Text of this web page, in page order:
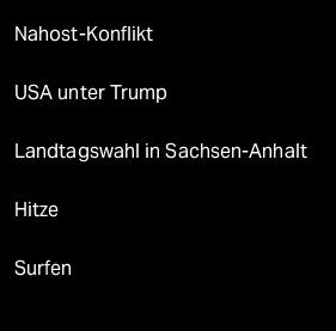
Nahost-Konflikt
USA unter Trump
Landtagswahl in Sachsen-Anhalt
Hitze
Surfen